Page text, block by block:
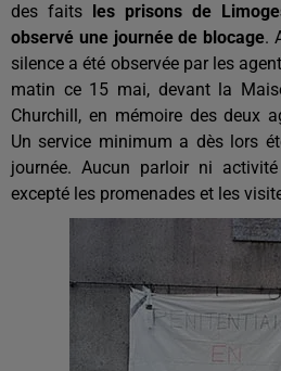
des faits
les prisons de
observé une journée de blocage.
silence a été observée par les
matin ce 15 mai, devant la
Churchill, en mémoire des deux
Un service minimum a dès lors
journée. Aucun parloir ni
excepté les promenades et les